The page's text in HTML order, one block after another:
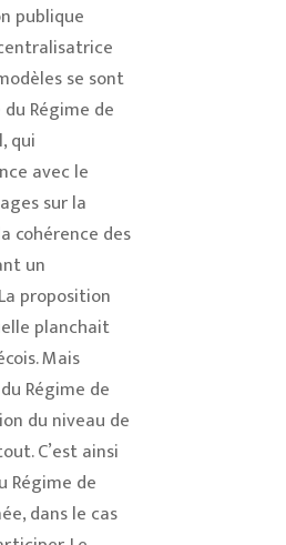
publique
se sont
Régime de
qui
avec le
sur la
cohérence des
un
proposition
planchait
Mais
Régime de
du niveau de
C’est ainsi
Régime de
dans le cas